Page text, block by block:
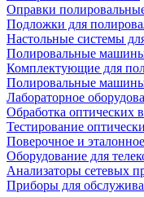
Оправки
Подложки для
Настольные системы
Полировальные
Комплектующие для
Полировальные
Лабораторное
Обработка оптических
Тестирование
Поверочное и
Оборудование для
Анализаторы сетевых
Приборы для